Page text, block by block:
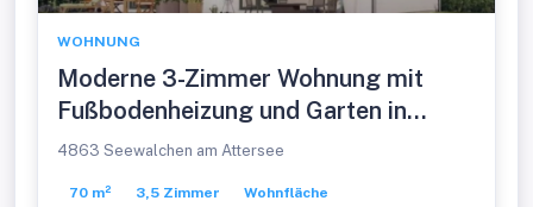
WOHNUNG
Moderne 3-Zimmer Wohnung mit
Fußbodenheizung und Garten in
Rosenau!
4863 Seewalchen am Attersee
70 m² 3,5 Zimmer Wohnfläche